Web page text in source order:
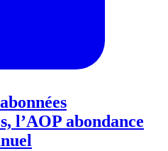
l’AOP abondance